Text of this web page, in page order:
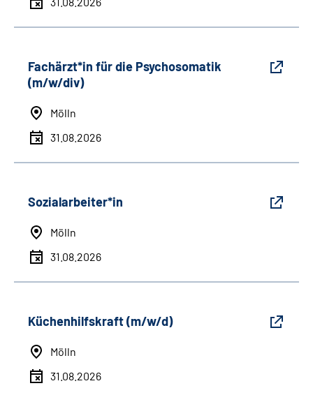
Fachärzt*in für die Psychosomatik
(m/w/div)
Mölln
31.08.2026
Sozialarbeiter*in
Mölln
31.08.2026
Küchenhilfskraft (m/w/d)
Mölln
31.08.2026